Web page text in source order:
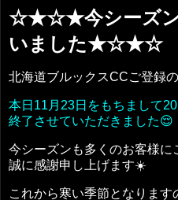
☆★☆★今シーズン
いました★☆★☆
北海道ブルックスCCご登録
本日11月23日をもちまして
終了させていただきました😌
今シーズンも多くのお客様に
誠に感謝申し上げます☀️
これから寒い季節となります